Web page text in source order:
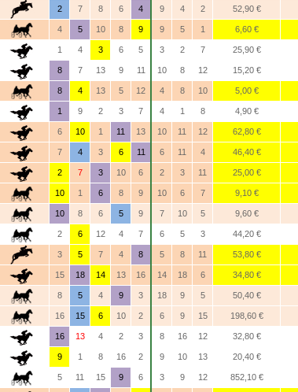
2 7 8 6 4 9 4 2 52,90 €
4 5 10 8 9 9 5 1 6,60 €
1 4 3 6 5 3 2 7 25,90 €
8 7 13 9 11 10 8 12 15,20 €
8 4 13 5 12 4 8 10 5,00 €
1 9 2 3 7 4 1 8 4,90 €
6 10 1 11 13 10 11 12 62,80 €
7 4 3 6 11 6 11 4 46,40 €
2 7 3 10 6 2 3 11 25,00 €
10 1 6 8 9 10 6 7 9,10 €
10 8 6 5 9 7 10 5 9,60 €
2 6 12 4 7 6 5 3 44,20 €
3 5 7 4 8 5 8 11 53,80 €
15 18 14 13 16 14 18 6 34,80 €
8 5 4 9 3 18 9 5 50,40 €
16 15 6 10 2 6 9 15 198,60 €
16 13 4 2 3 8 16 12 32,80 €
9 1 8 16 2 9 10 13 20,40 €
5 11 15 9 6 3 9 12 852,10 €